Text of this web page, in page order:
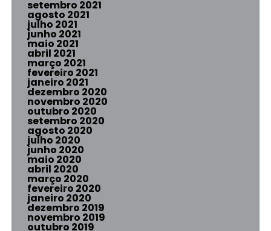
setembro 2021
agosto 2021
julho 2021
junho 2021
maio 2021
abril 2021
março 2021
fevereiro 2021
janeiro 2021
dezembro 2020
novembro 2020
outubro 2020
setembro 2020
agosto 2020
julho 2020
junho 2020
maio 2020
abril 2020
março 2020
fevereiro 2020
janeiro 2020
dezembro 2019
novembro 2019
outubro 2019